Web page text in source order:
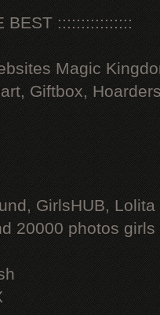
BEST ::::::::::::::::
Magic
Giftbox,
GirlsHUB, Lolita
20000 photos